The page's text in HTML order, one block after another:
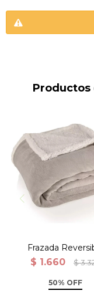
Productos
Frazada reverisble
corderito
microfibra 100%
color Gris claro
Frazada
Flannel Jacquard
claro
$ 1.660 $
50% OFF